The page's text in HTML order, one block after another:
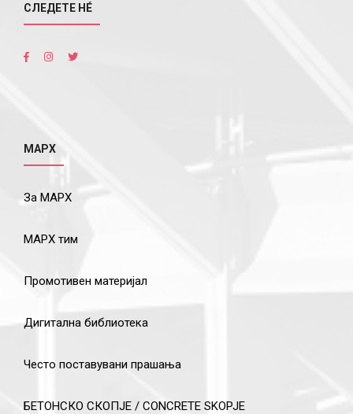
СЛЕДЕТЕ НÉ
МАРХ
За МАРХ
МАРХ тим
Промотивен материјал
Дигитална библиотека
Често поставувани прашања
БЕТОНСКО СКОПЈЕ / CONCRETE SKOPJE